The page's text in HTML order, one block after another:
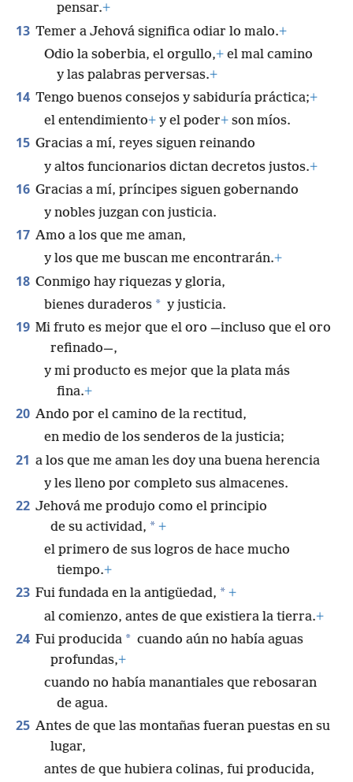
pensar.+
13 Temer a Jehová significa odiar lo malo.+
Odio la soberbia, el orgullo,+ el mal camino
y las palabras perversas.+
14 Tengo buenos consejos y sabiduría práctica;+
el entendimiento+ y el poder+ son míos.
15 Gracias a mí, reyes siguen reinando
y altos funcionarios dictan decretos justos.+
16 Gracias a mí, príncipes siguen gobernando
y nobles juzgan con justicia.
17 Amo a los que me aman,
y los que me buscan me encontrarán.+
18 Conmigo hay riquezas y gloria,
bienes duraderos * y justicia.
19 Mi fruto es mejor que el oro —incluso que el oro
refinado—,
y mi producto es mejor que la plata más
fina.+
20 Ando por el camino de la rectitud,
en medio de los senderos de la justicia;
21 a los que me aman les doy una buena herencia
y les lleno por completo sus almacenes.
22 Jehová me produjo como el principio
de su actividad, * +
el primero de sus logros de hace mucho
tiempo.+
23 Fui fundada en la antigüedad, * +
al comienzo, antes de que existiera la tierra.+
24 Fui producida * cuando aún no había aguas
profundas,+
cuando no había manantiales que rebosaran
de agua.
25 Antes de que las montañas fueran puestas en su
lugar,
antes de que hubiera colinas, fui producida,